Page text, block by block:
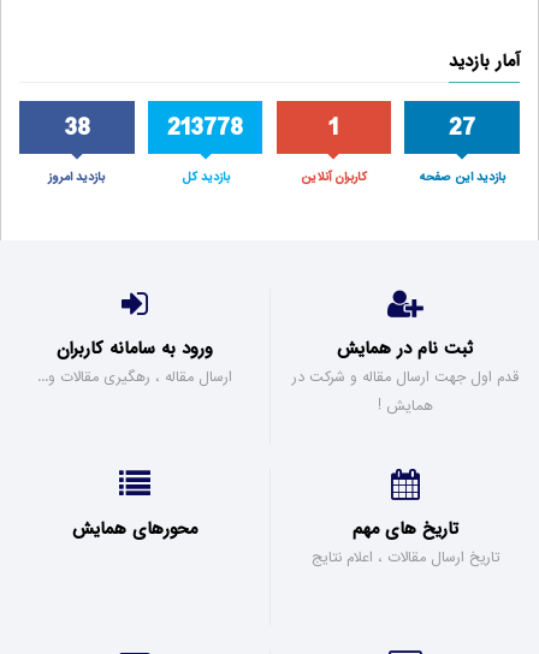
آمار بازدید
38
بازدید امروز
213778
بازدید کل
1
کاربران آنلاین
27
بازدید این صفحه
ثبت نام در همایش
قدم اول جهت ارسال مقاله و شرکت در
همایش !
ورود به سامانه کاربران
ارسال مقاله ، رهگیری مقالات و...
تاریخ های مهم
تاریخ ارسال مقالات ، اعلام نتایج
محورهای همایش